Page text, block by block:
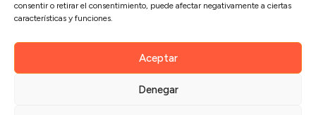
consentir o retirar el consentimiento, puede afectar negativamente a ciertas
características y funciones.
Aceptar
Denegar
Un programa diseñado por
Políticas de privacidad